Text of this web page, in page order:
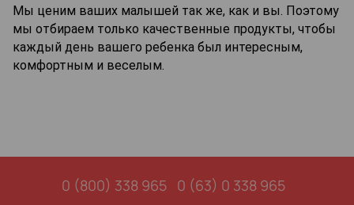
Мы ценим ваших малышей так же, как и вы. Поэтому
мы отбираем только качественные продукты, чтобы
каждый день вашего ребенка был интересным,
комфортным и веселым.
0 (800) 338 965 0 (63) 0 338 965